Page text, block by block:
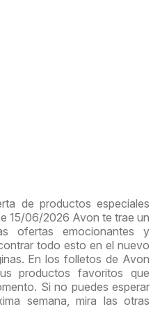
de productos especiales
15/06/2026 Avon te trae un
ofertas emocionantes y
todo esto en el nuevo
En los folletos de Avon
productos favoritos que
Si no puedes esperar
semana, mira las otras